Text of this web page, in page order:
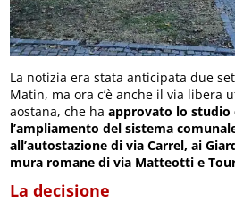
La notizia era stata anticipata due
Matin, ma ora c’è anche il via libera
aostana, che haapprovato lo
l’ampliamento del sistema
all’autostazione di via Carrel, ai
mura romane di via Matteotti e
La decisione